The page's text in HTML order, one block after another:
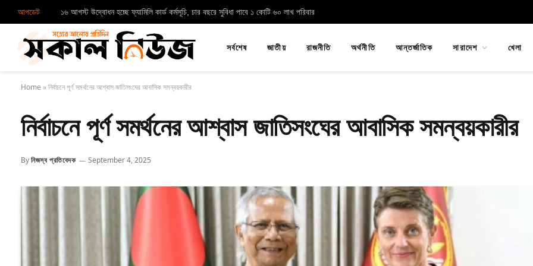
আপডেট ১৬ আগস্ট উদ্বোধন হচ্ছে ফ্যামিলি কার্ড কর্মসূচি, চার বছরে সুবিধা পাবে ১ কোটি ৬০ লাখ পরিবার
সর্বশেষ জাতীয় রাজনীতি অর্থনীতি আন্তর্জাতিক সারাদেশ খেলা
Home »নির্বাচনে পূর্ণ সমর্থনের আশ্বাস জাতিসংঘের আবাসিক সমন্বয়কারীর
নির্বাচনে পূর্ণ সমর্থনের আশ্বাস জাতিসংঘের আবাসিক সমন্বয়কারীর
Byনিজস্ব প্রতিবেদক September 4, 2025